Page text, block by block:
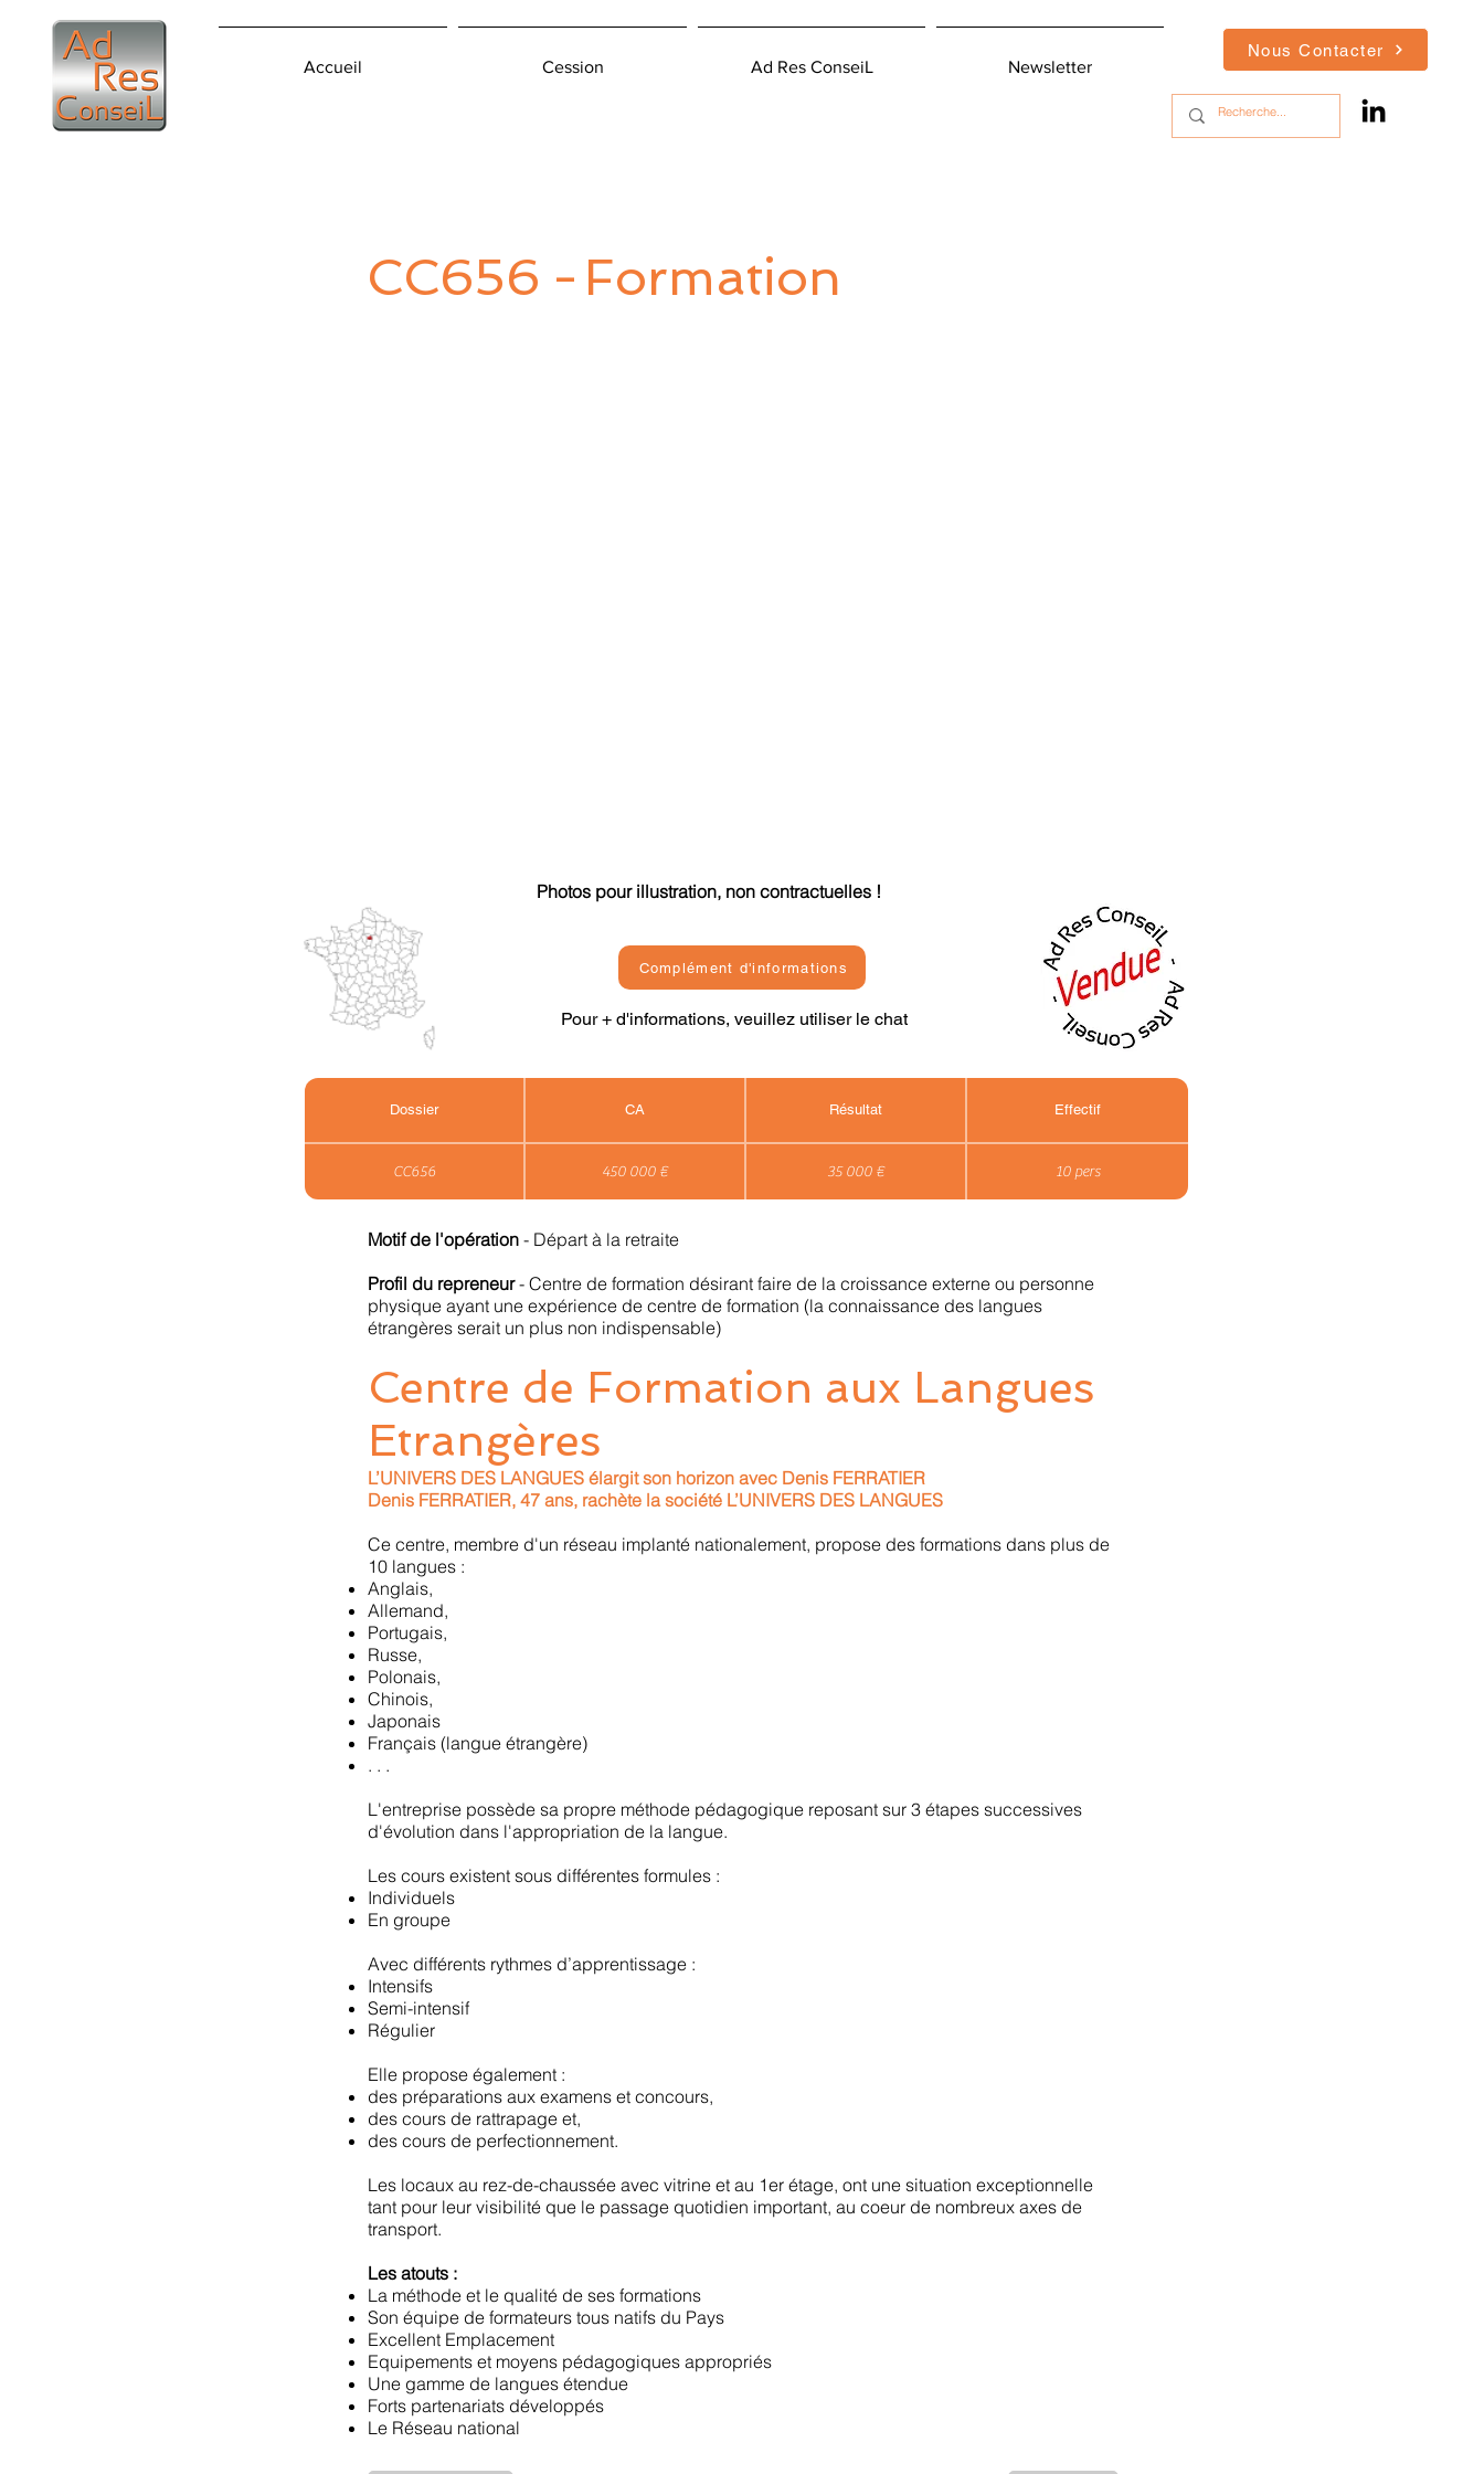
Nous Contacter
Accueil
Cession Ad Res ConseiL Newsletter
CC656 - Formation
Photos pour illustration, non contractuelles !
Complément d'informations
Pour + d'informations, veuillez utiliser le chat
Dossier CA Résultat Effectif
CC656 450 000 € 35 000 € 10 pers
Motif de l'opération - Départ à la retraite
Profil du repreneur- Centre de formation désirant faire de la croissance externe ou personne
physique ayant une expérience de centre de formation (la connaissance des langues
étrangères serait un plus non indispensable)
Centre de Formation aux Langues
Etrangères
L’UNIVERS DES LANGUES élargit son horizon avec Denis FERRATIER
Denis FERRATIER, 47 ans, rachète la société L’UNIVERS DES LANGUES
Ce centre, membre d'un réseau implanté nationalement, propose des formations dans plus de
10 langues :
Anglais,
Allemand,
Portugais,
Russe,
Polonais,
Chinois,
Japonais
Français (langue étrangère)
. . .
L'entreprise possède sa propre méthode pédagogique reposant sur 3 étapes successives
d'évolution dans l'appropriation de la langue.
Les cours existent sous différentes formules :
Individuels
En groupe
Avec différents rythmes d’apprentissage :
Intensifs
Semi-intensif
Régulier
Elle propose également :
des préparations aux examens et concours,
des cours de rattrapage et,
des cours de perfectionnement.
Les locaux au rez-de-chaussée avec vitrine et au 1er étage, ont une situation exceptionnelle
tant pour leur visibilité que le passage quotidien important, au coeur de nombreux axes de
transport.
Les atouts :
La méthode et le qualité de ses formations
Son équipe de formateurs tous natifs du Pays
Excellent Emplacement
Equipements et moyens pédagogiques appropriés
Une gamme de langues étendue
Forts partenariats développés
Le Réseau national